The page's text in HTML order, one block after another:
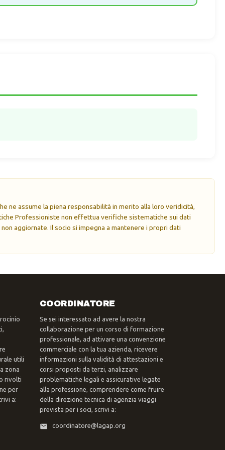
ne assume la piena responsabilità in merito alla loro veridicità,
Professioniste non effettua verifiche sistematiche sui dati
aggiornate. Il socio si impegna a mantenere i propri dati
utili
zona
rivolti
per
a:
COORDINATORE
Se sei interessato ad avere la nostra
collaborazione per un corso di formazione
professionale, ad attivare una convenzione
commerciale con la tua azienda, ricevere
informazioni sulla validità di attestazioni e
corsi proposti da terzi, analizzare
problematiche legali e assicurative legate
alla professione, comprendere come fruire
della direzione tecnica di agenzia viaggi
prevista per i soci, scrivi a:
coordinatore@lagap.org